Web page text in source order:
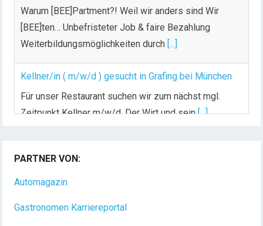
Weiterbildungsmöglichkeiten durch[...]
Kellner/in ( m/w/d ) gesucht in Grafing bei München
Zeitpunkt Kellner m/w/d. Der Wirt und sein[...]
PARTNER VON:
Automagazin
Gastronomen Karriereportal